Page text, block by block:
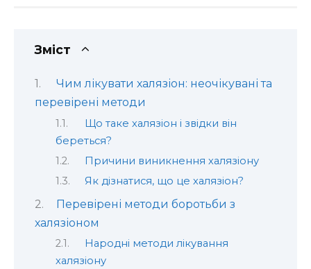
Зміст
Чим лікувати халязіон: неочікувані та
перевірені методи
Що таке халязіон і звідки він
береться?
Причини виникнення халязіону
Як дізнатися, що це халязіон?
Перевірені методи боротьби з
халязіоном
Народні методи лікування
халязіону